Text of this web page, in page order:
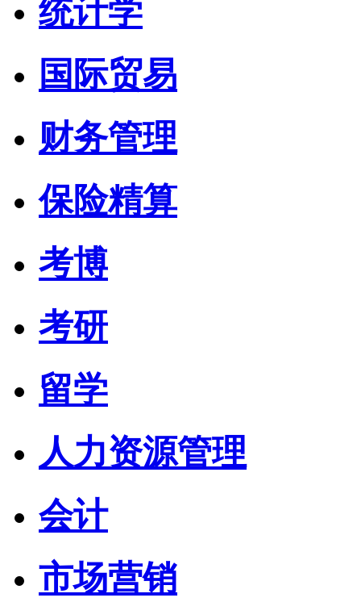
统计学
国际贸易
财务管理
保险精算
考博
考研
留学
人力资源管理
会计
市场营销